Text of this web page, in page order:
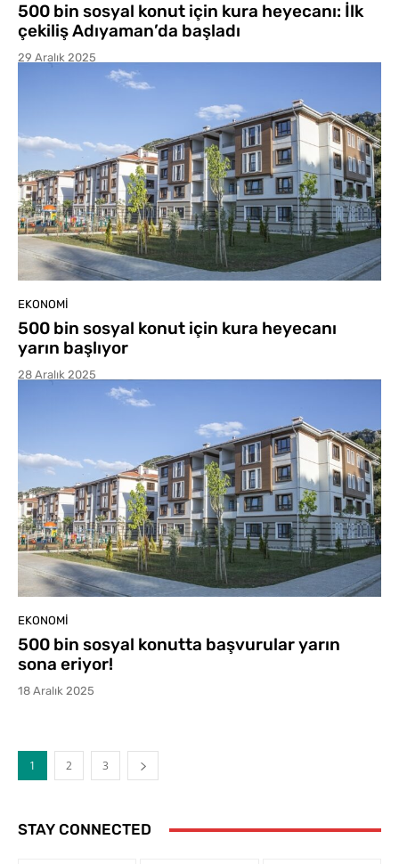
500 bin sosyal konut için kura heyecanı: İlk
çekiliş Adıyaman’da başladı
29 Aralık 2025
EKONOMI
500 bin sosyal konut için kura heyecanı
yarın başlıyor
28 Aralık 2025
EKONOMI
500 bin sosyal konutta başvurular yarın
sona eriyor!
18 Aralık 2025
1 2 3
STAY CONNECTED